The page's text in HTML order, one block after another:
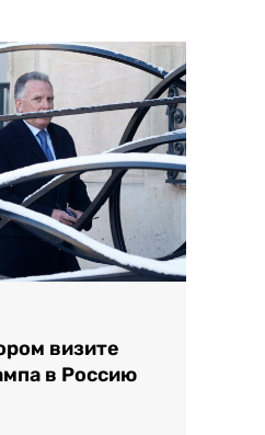
визите
в Россию